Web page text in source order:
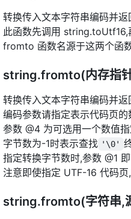
转换传入文本字符串编码并
此函数先调用
fromto 函数名源于这两个函数
string.fromto(内存指
转换传入文本字符串编码并
编码参数请指定表示代码页
参数 @4 为可选用一个数值
字节数为-1时表示查找 '\0'
指定转换字节数时,参数 @1
注意即使指定 UTF-16 代码
string.fromto(字符串,